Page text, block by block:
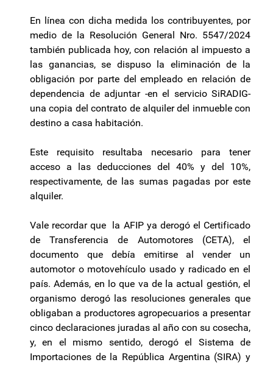
En línea con dicha medida los contribuyentes, por
medio de la Resolución General Nro. 5547/2024
también publicada hoy, con relación al impuesto a
las ganancias, se dispuso la eliminación de la
obligación por parte del empleado en relación de
dependencia de adjuntar -en el servicio SiRADIG-
una copia del contrato de alquiler del inmueble con
destino a casa habitación.
Este requisito resultaba necesario para tener
acceso a las deducciones del 40% y del 10%,
respectivamente, de las sumas pagadas por este
alquiler.
Vale recordar que la AFIP ya derogó el Certificado
de Transferencia de Automotores (CETA), el
documento que debía emitirse al vender un
automotor o motovehículo usado y radicado en el
país. Además, en lo que va de la actual gestión, el
organismo derogó las resoluciones generales que
obligaban a productores agropecuarios a presentar
cinco declaraciones juradas al año con su cosecha,
y, en el mismo sentido, derogó el Sistema de
Importaciones de la República Argentina (SIRA) y